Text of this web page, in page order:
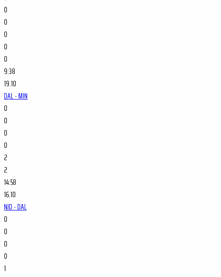
0
0
0
0
0
9:38
19.10
DAL - MIN
0
0
0
0
2
2
14:58
16.10
NJD - DAL
0
0
0
0
1